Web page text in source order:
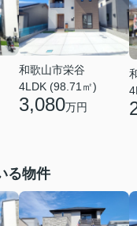
和歌山市栄谷
4LDK (98.71㎡)
3,080万円
る物件